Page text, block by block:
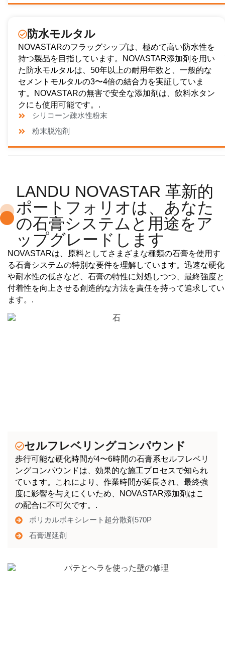
防水モルタル
NOVASTARのフラッグシップは、極めて高い防水性を
持つ製品を目指しています。NOVASTAR添加剤を用い
た防水モルタルは、50年以上の耐用年数と、一般的な
セメントモルタルの3〜4倍の結合力を実証していま
す。NOVASTARの無害で安全な添加剤は、飲料水タン
クにも使用可能です。.
シリコーン疎水性粉末
粉末脱泡剤
LANDU NOVASTAR 革新的
ポートフォリオは、あなた
の石膏システムと用途をア
ップグレードします
NOVASTARは、原料としてさまざまな種類の石膏を使用す
る石膏システムの特別な要件を理解しています。迅速な硬化
や耐水性の低さなど、石膏の特性に対処しつつ、最終強度と
付着性を向上させる創造的な方法を責任を持って追求してい
ます。.
セルフレベリングコンパウンド
歩行可能な硬化時間が4〜6時間の石膏系セルフレベリ
ングコンパウンドは、効果的な施工プロセスで知られ
ています。これにより、作業時間が延長され、最終強
度に影響を与えにくいため、NOVASTAR添加剤はこ
の配合に不可欠です。.
ポリカルボキシレート超分散剤570P
石膏遅延剤